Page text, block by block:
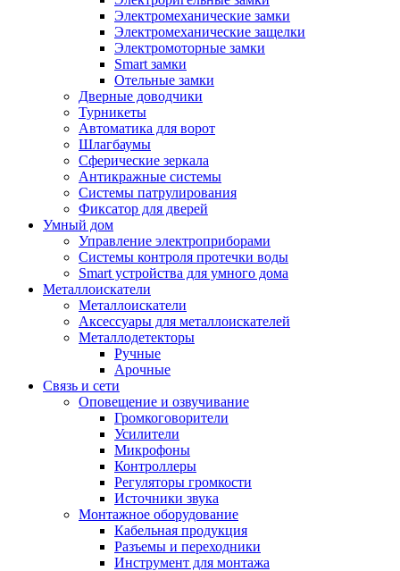
Электромеханические замки
Электромеханические защелки
Электромоторные замки
Smart замки
Отельные замки
Дверные доводчики
Турникеты
Автоматика для ворот
Шлагбаумы
Сферические зеркала
Антикражные системы
Системы патрулирования
Фиксатор для дверей
Умный дом
Управление электроприборами
Системы контроля протечки воды
Smart устройства для умного дома
Металлоискатели
Металлоискатели
Аксессуары для металлоискателей
Металлодетекторы
Ручные
Арочные
Связь и сети
Оповещение и озвучивание
Громкоговорители
Усилители
Микрофоны
Контроллеры
Регуляторы громкости
Источники звука
Монтажное оборудование
Кабельная продукция
Разъемы и переходники
Инструмент для монтажа